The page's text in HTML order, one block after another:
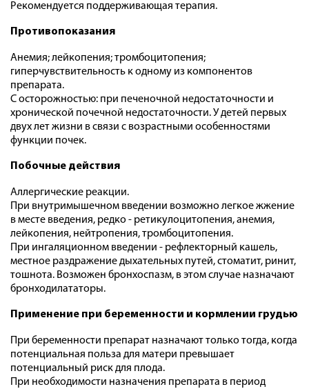
Рекомендуется поддерживающая терапия.
Противопоказания
Анемия; лейкопения; тромбоцитопения;
гиперчувствительность к одному из компонентов
препарата.
С осторожностью: при печеночной недостаточности и
хронической почечной недостаточности. У детей первых
двух лет жизни в связи с возрастными особенностями
функции почек.
Побочные действия
Аллергические реакции.
При внутримышечном введении возможно легкое жжение
в месте введения, редко - ретикулоцитопения, анемия,
лейкопения, нейтропения, тромбоцитопения.
При ингаляционном введении - рефлекторный кашель,
местное раздражение дыхательных путей, стоматит, ринит,
тошнота. Возможен бронхоспазм, в этом случае назначают
бронходилататоры.
Применение при беременности и кормлении грудью
При беременности препарат назначают только тогда, когда
потенциальная польза для матери превышает
потенциальный риск для плода.
При необходимости назначения препарата в период